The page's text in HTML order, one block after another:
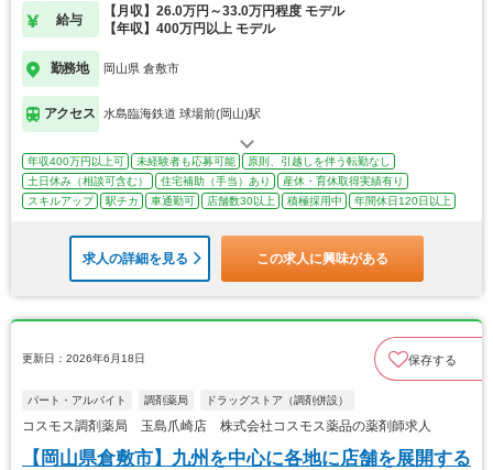
給与
【月収】26.0万円～33.0万円程度 モデル
【年収】400万円以上 モデル
勤務地 岡山県 倉敷市
アクセス 水島臨海鉄道 球場前(岡山)駅
年収400万円以上可 未経験者も応募可能
原則、引越しを伴う転勤なし
土日休み（相談可含む）
住宅補助（手当）あり
産休・育休取得実績有り
スキルアップ
駅チカ 車通勤可 店舗数30以上 積極採用中 年間休日120日以上
求人の詳細を見る この求人に興味がある
更新日：2026年6月18日 保存する
パート・アルバイト 調剤薬局 ドラッグストア（調剤併設）
コスモス調剤薬局 玉島爪崎店 株式会社コスモス薬品の薬剤師求人
【岡山県倉敷市】九州を中心に各地に店舗を展開する